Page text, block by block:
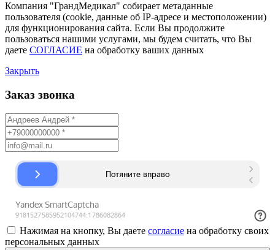
Компания "ГрандМедикал" собирает метаданные
пользователя (cookie, данные об IP-адресе и местоположении)
для функционирования сайта. Если Вы продолжите
пользоваться нашими услугами, мы будем считать, что Вы
даете СОГЛАСИЕ на обработку ваших данных
Закрыть
Заказ звонка
Нажимая на кнопку, Вы даете согласие на обработку своих
персональных данных